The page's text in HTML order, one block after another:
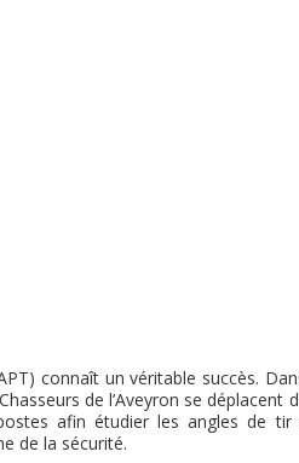
connaît un véritable succès.
de l’Aveyron se déplacent
afin étudier les angles de tir
de la sécurité.